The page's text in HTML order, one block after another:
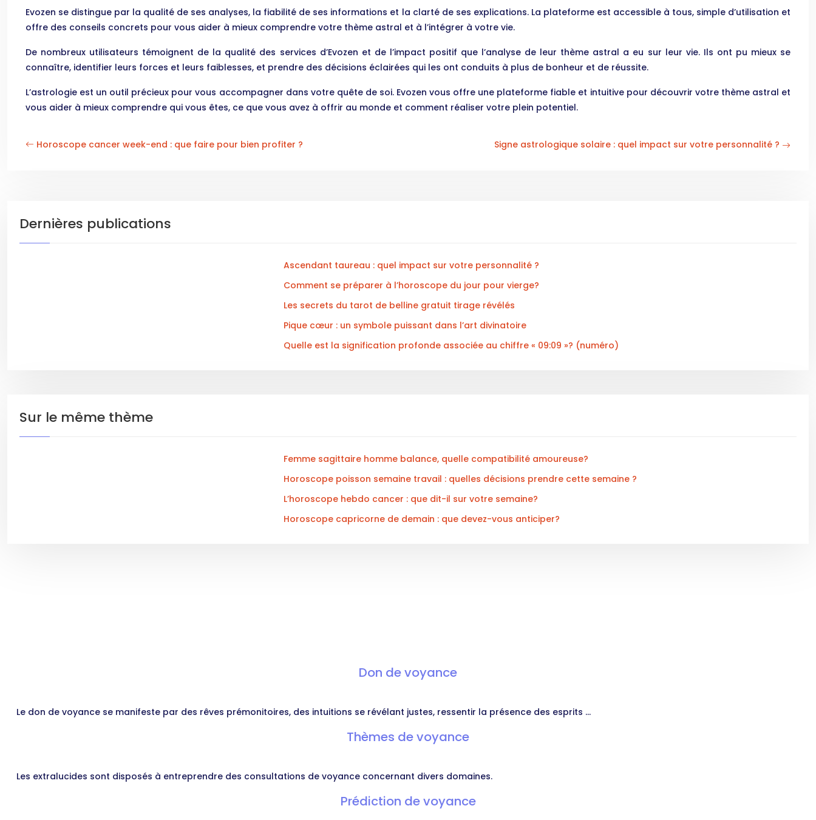
Evozen se distingue par la qualité de ses analyses, la fiabilité de ses informations et la clarté de ses explications. La plateforme est accessible à tous, simple d’utilisation et
offre des conseils concrets pour vous aider à mieux comprendre votre thème astral et à l’intégrer à votre vie.
De nombreux utilisateurs témoignent de la qualité des services d’Evozen et de l’impact positif que l’analyse de leur thème astral a eu sur leur vie. Ils ont pu mieux se
connaître, identifier leurs forces et leurs faiblesses, et prendre des décisions éclairées qui les ont conduits à plus de bonheur et de réussite.
L’astrologie est un outil précieux pour vous accompagner dans votre quête de soi. Evozen vous offre une plateforme fiable et intuitive pour découvrir votre thème astral et
vous aider à mieux comprendre qui vous êtes, ce que vous avez à offrir au monde et comment réaliser votre plein potentiel.
Horoscope cancer week-end : que faire pour bien profiter ? Signe astrologique solaire : quel impact sur votre personnalité ?
Dernières publications
Ascendant taureau : quel impact sur votre personnalité ?
Comment se préparer à l’horoscope du jour pour vierge?
Les secrets du tarot de belline gratuit tirage révélés
Pique cœur : un symbole puissant dans l’art divinatoire
Quelle est la signification profonde associée au chiffre « 09:09 »? (numéro)
Sur le même thème
Femme sagittaire homme balance, quelle compatibilité amoureuse?
Horoscope poisson semaine travail : quelles décisions prendre cette semaine ?
L’horoscope hebdo cancer : que dit-il sur votre semaine?
Horoscope capricorne de demain : que devez-vous anticiper?
Don de voyance
Le don de voyance se manifeste par des rêves prémonitoires, des intuitions se révélant justes, ressentir la présence des esprits …
Thèmes de voyance
Les extralucides sont disposés à entreprendre des consultations de voyance concernant divers domaines.
Prédiction de voyance